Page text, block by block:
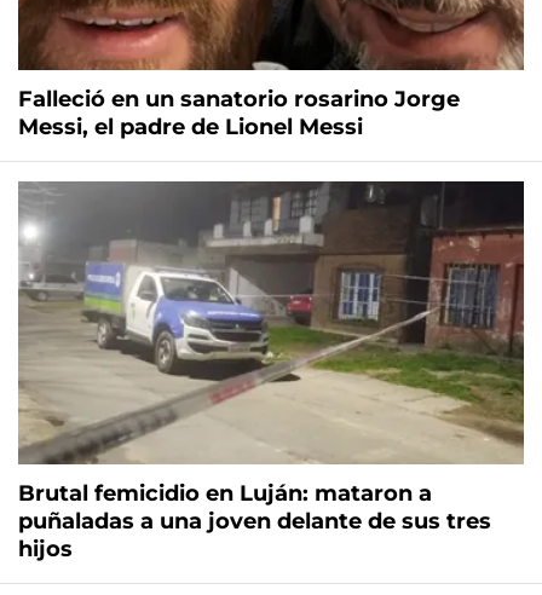
Falleció en un sanatorio rosarino Jorge
Messi, el padre de Lionel Messi
Brutal femicidio en Luján: mataron a
puñaladas a una joven delante de sus tres
hijos